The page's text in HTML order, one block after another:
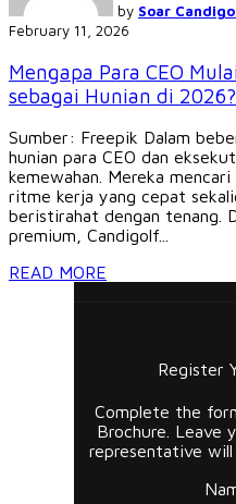
by Soar
February 11, 2026
Mengapa Para CEO
sebagai Hunian di 2026?
Sumber: Freepik Dalam
hunian para CEO dan
kemewahan. Mereka
ritme kerja yang cepat
beristirahat dengan tenang.
premium, Candigolf...
READ MORE
Register
Complete the
Brochure. Leave
representative